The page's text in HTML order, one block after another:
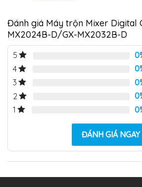
Đánh giá Máy trộn Mixer Digital
MX2024B-D/GX-MX2032B-D
5
4
3
2
1
ĐÁNH GIÁ NGAY